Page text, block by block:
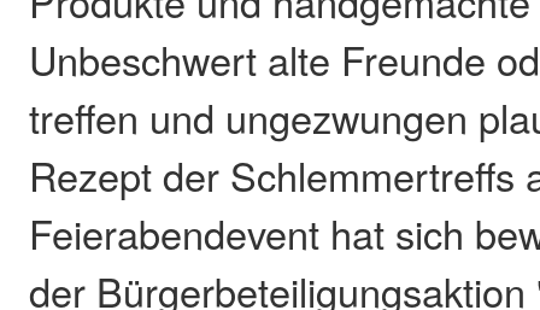
Unbeschwert alte Freunde
treffen und ungezwungen
Rezept der Schlemmertreffs
Feierabendevent hat sich
der